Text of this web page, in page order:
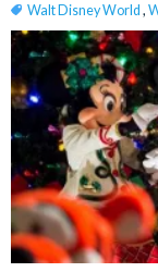
Walt Disney World ,